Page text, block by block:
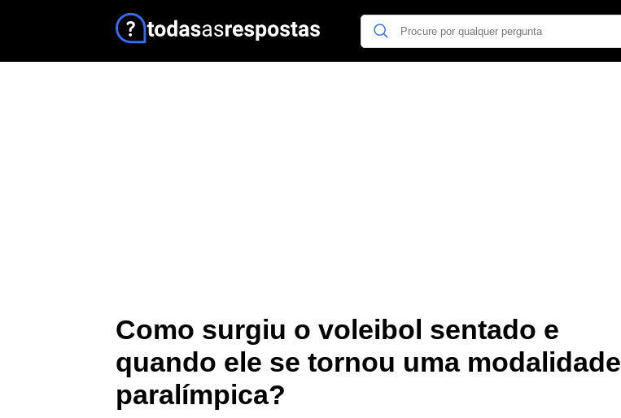
Como surgiu o voleibol sentado e
quando ele se tornou uma modalidade
paralímpica?